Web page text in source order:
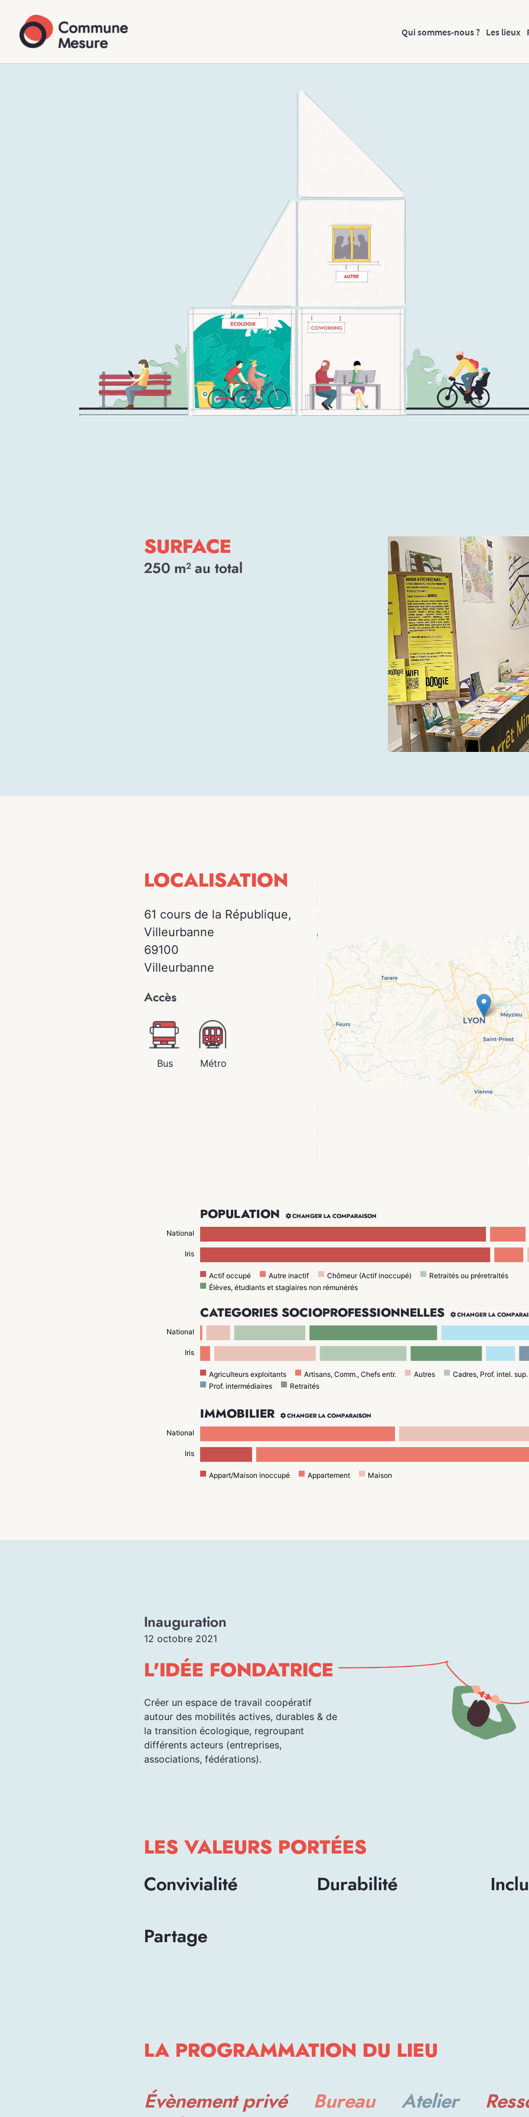
Qui sommes-nous ? Les lieux
COWORKING
SURFACE
250 m² au total
LOCALISATION
61 cours de la République,
Villeurbanne
69100
Villeurbanne
Accès
Bus Métro
POPULATION  CHANGER LA COMPARAISON
National
Iris
Actif occupé Autre inactif Chômeur (Actif inoccupé)
Retraités ou préretraités
Élèves, étudiants et stagiaires non rémunérés
CATÉGORIES SOCIOPROFESSIONNELLES  CHANGER LA
National
Iris
Agriculteurs exploitants Artisans, Comm., Chefs entr. Autres
Cadres, Prof. intel. sup.
Prof. intermédiaires
Retraités
IMMOBILIER  CHANGER LA COMPARAISON
National
Iris
Appart/Maison inoccupé Appartement Maison
Inauguration
12 octobre 2021
L'IDÉE FONDATRICE
Créer un espace de travail coopératif
autour des mobilités actives, durables & de
la transition écologique, regroupant
différents acteurs (entreprises,
associations, fédérations).
LES VALEURS PORTÉES
Convivialité Durabilité
Partage
LA PROGRAMMATION DU LIEU
Évènement privé Bureau Atelier